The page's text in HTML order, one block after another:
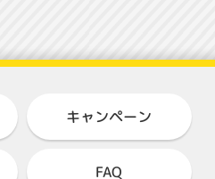
キャンペーン
FAQ